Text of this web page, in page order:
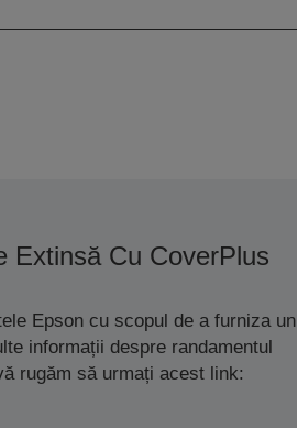
Extinsă Cu CoverPlus
Epson cu scopul de a furniza un
informații despre randamentul
rugăm să urmați acest link: